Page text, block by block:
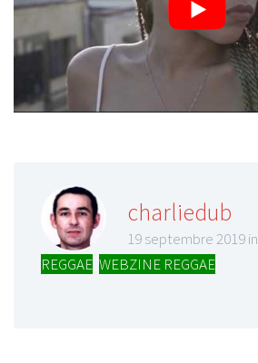
charliedub
19 septembre 2019 in
REGGAE WEBZINE REGGAE